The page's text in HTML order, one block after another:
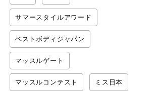
サマースタイルアワード
ベストボディジャパン
マッスルゲート
マッスルコンテスト ミス日本